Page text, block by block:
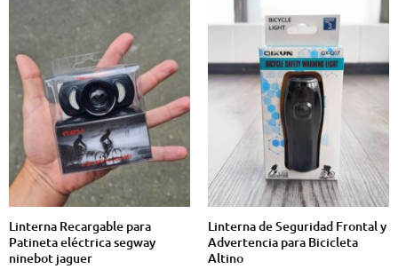
Linterna Recargable para
Patineta eléctrica segway
ninebot jaguer
Linterna de Seguridad Frontal y
Advertencia para Bicicleta
Altino